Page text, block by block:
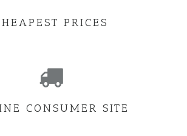
PRICES
CONSUMER SITE